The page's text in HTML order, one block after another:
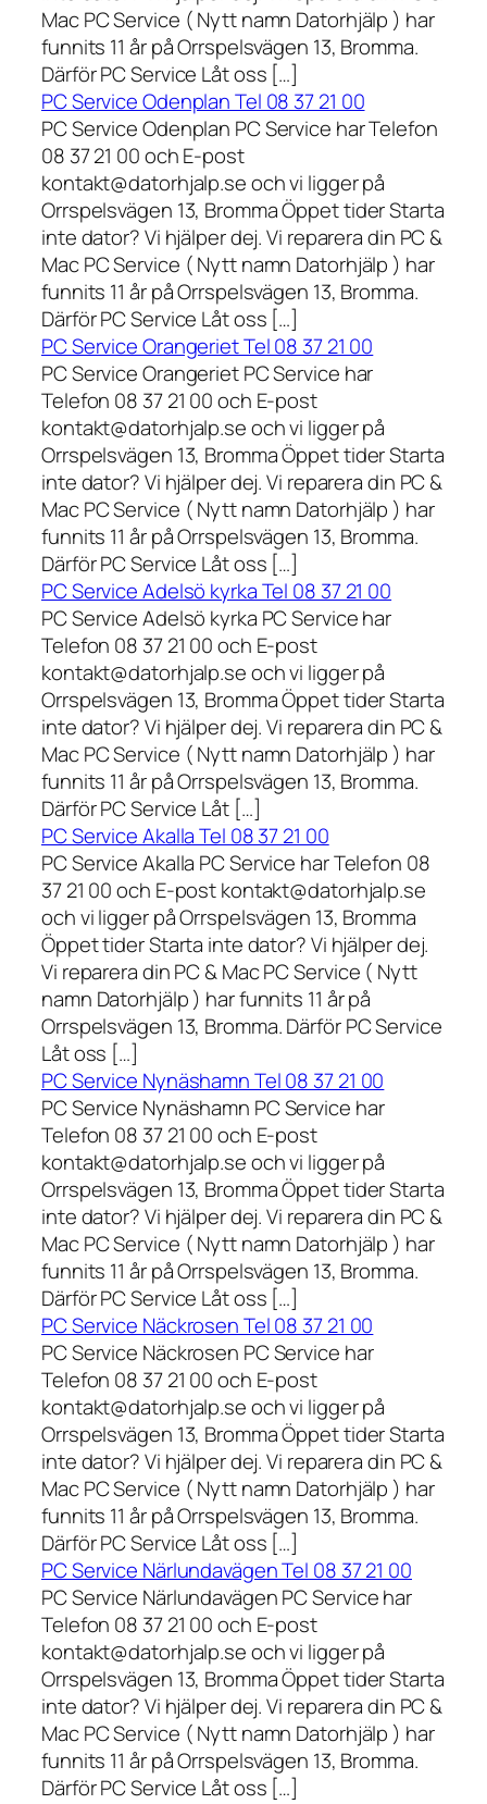
Mac PC Service ( Nytt namn Datorhjälp ) har
funnits 11 år på Orrspelsvägen 13, Bromma.
Därför PC Service Låt oss […]
PC Service Odenplan Tel 08 37 21 00
PC Service Odenplan PC Service har Telefon
08 37 21 00 och E-post
kontakt@datorhjalp.se och vi ligger på
Orrspelsvägen 13, Bromma Öppet tider Starta
inte dator? Vi hjälper dej. Vi reparera din PC &
Mac PC Service ( Nytt namn Datorhjälp ) har
funnits 11 år på Orrspelsvägen 13, Bromma.
Därför PC Service Låt oss […]
PC Service Orangeriet Tel 08 37 21 00
PC Service Orangeriet PC Service har
Telefon 08 37 21 00 och E-post
kontakt@datorhjalp.se och vi ligger på
Orrspelsvägen 13, Bromma Öppet tider Starta
inte dator? Vi hjälper dej. Vi reparera din PC &
Mac PC Service ( Nytt namn Datorhjälp ) har
funnits 11 år på Orrspelsvägen 13, Bromma.
Därför PC Service Låt oss […]
PC Service Adelsö kyrka Tel 08 37 21 00
PC Service Adelsö kyrka PC Service har
Telefon 08 37 21 00 och E-post
kontakt@datorhjalp.se och vi ligger på
Orrspelsvägen 13, Bromma Öppet tider Starta
inte dator? Vi hjälper dej. Vi reparera din PC &
Mac PC Service ( Nytt namn Datorhjälp ) har
funnits 11 år på Orrspelsvägen 13, Bromma.
Därför PC Service Låt […]
PC Service Akalla Tel 08 37 21 00
PC Service Akalla PC Service har Telefon 08
37 21 00 och E-post kontakt@datorhjalp.se
och vi ligger på Orrspelsvägen 13, Bromma
Öppet tider Starta inte dator? Vi hjälper dej.
Vi reparera din PC & Mac PC Service ( Nytt
namn Datorhjälp ) har funnits 11 år på
Orrspelsvägen 13, Bromma. Därför PC Service
Låt oss […]
PC Service Nynäshamn Tel 08 37 21 00
PC Service Nynäshamn PC Service har
Telefon 08 37 21 00 och E-post
kontakt@datorhjalp.se och vi ligger på
Orrspelsvägen 13, Bromma Öppet tider Starta
inte dator? Vi hjälper dej. Vi reparera din PC &
Mac PC Service ( Nytt namn Datorhjälp ) har
funnits 11 år på Orrspelsvägen 13, Bromma.
Därför PC Service Låt oss […]
PC Service Näckrosen Tel 08 37 21 00
PC Service Näckrosen PC Service har
Telefon 08 37 21 00 och E-post
kontakt@datorhjalp.se och vi ligger på
Orrspelsvägen 13, Bromma Öppet tider Starta
inte dator? Vi hjälper dej. Vi reparera din PC &
Mac PC Service ( Nytt namn Datorhjälp ) har
funnits 11 år på Orrspelsvägen 13, Bromma.
Därför PC Service Låt oss […]
PC Service Närlundavägen Tel 08 37 21 00
PC Service Närlundavägen PC Service har
Telefon 08 37 21 00 och E-post
kontakt@datorhjalp.se och vi ligger på
Orrspelsvägen 13, Bromma Öppet tider Starta
inte dator? Vi hjälper dej. Vi reparera din PC &
Mac PC Service ( Nytt namn Datorhjälp ) har
funnits 11 år på Orrspelsvägen 13, Bromma.
Därför PC Service Låt oss […]